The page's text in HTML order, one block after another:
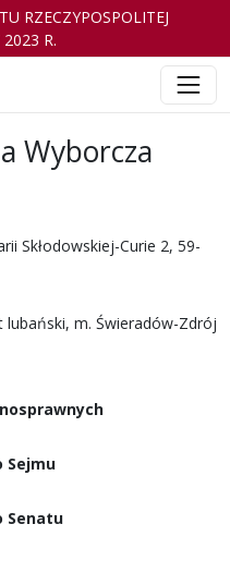
RZECZYPOSPOLITEJ
2023 R.
Wyborcza
Skłodowskiej-Curie 2, 59-
m. Świeradów-Zdrój
Sejmu
Senatu